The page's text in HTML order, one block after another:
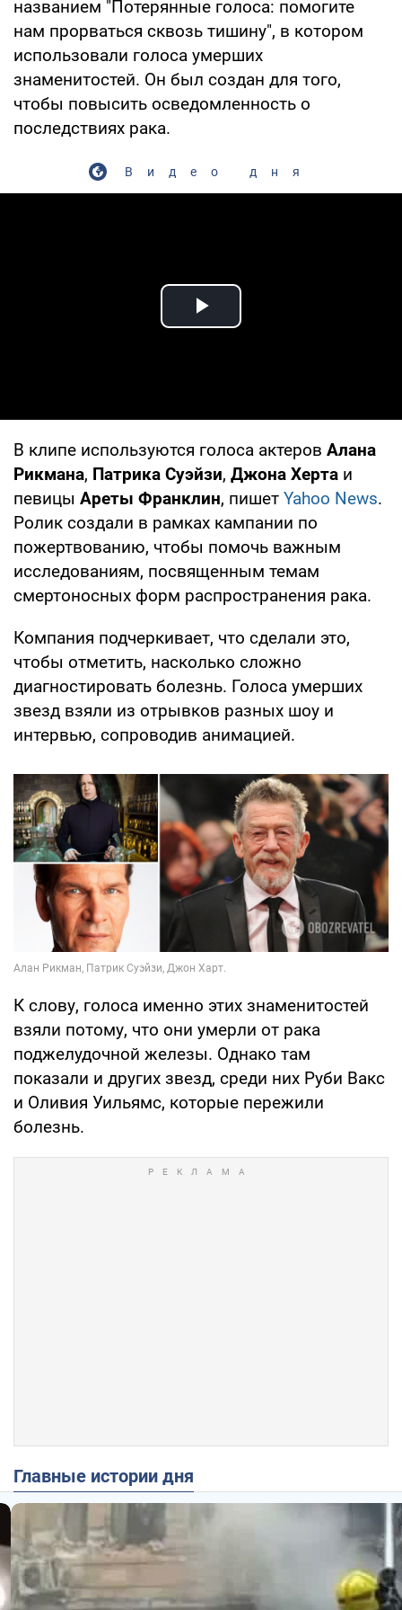
названием "Потерянные голоса: помогите
нам прорваться сквозь тишину", в котором
использовали голоса умерших
знаменитостей. Он был создан для того,
чтобы повысить осведомленность о
последствиях рака.
Видео дня
Play Video
В клипе используются голоса актеров Алана
Рикмана, Патрика Суэйзи, Джона Херта и
певицы Ареты Франклин, пишет Yahoo News.
Ролик создали в рамках кампании по
пожертвованию, чтобы помочь важным
исследованиям, посвященным темам
смертоносных форм распространения рака.
Компания подчеркивает, что сделали это,
чтобы отметить, насколько сложно
диагностировать болезнь. Голоса умерших
звезд взяли из отрывков разных шоу и
интервью, сопроводив анимацией.
К слову, голоса именно этих знаменитостей
взяли потому, что они умерли от рака
поджелудочной железы. Однако там
показали и других звезд, среди них Руби Вакс
и Оливия Уильямс, которые пережили
болезнь.
Главные истории дня